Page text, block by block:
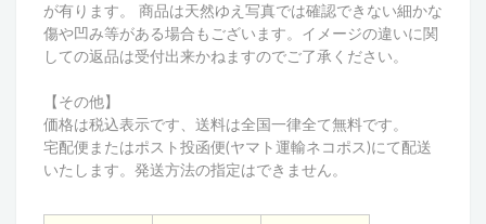
が有ります。 商品は天然ゆえ写真では確認できない細かな
傷や凹み等がある場合もございます。イメージの違いに関
しての返品は受付出来かねますのでご了承ください。
【その他】
価格は税込表示です、送料は全国一律全て無料です。
宅配便またはポスト投函便(ヤマト運輸ネコポス)にて配送
いたします。発送方法の指定はできません。